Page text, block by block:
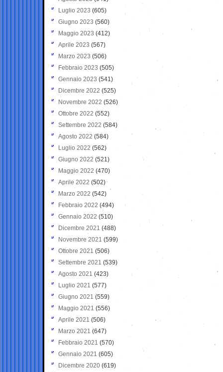
Luglio 2023 (605)
Giugno 2023 (560)
Maggio 2023 (412)
Aprile 2023 (567)
Marzo 2023 (506)
Febbraio 2023 (505)
Gennaio 2023 (541)
Dicembre 2022 (525)
Novembre 2022 (526)
Ottobre 2022 (552)
Settembre 2022 (584)
Agosto 2022 (584)
Luglio 2022 (562)
Giugno 2022 (521)
Maggio 2022 (470)
Aprile 2022 (502)
Marzo 2022 (542)
Febbraio 2022 (494)
Gennaio 2022 (510)
Dicembre 2021 (488)
Novembre 2021 (599)
Ottobre 2021 (506)
Settembre 2021 (539)
Agosto 2021 (423)
Luglio 2021 (577)
Giugno 2021(559)
Maggio 2021 (556)
Aprile 2021 (506)
Marzo 2021 (647)
Febbraio 2021 (570)
Gennaio 2021 (605)
Dicembre 2020 (619)